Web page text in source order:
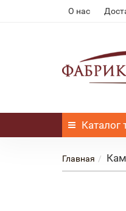
О нас
Каталог
Главная